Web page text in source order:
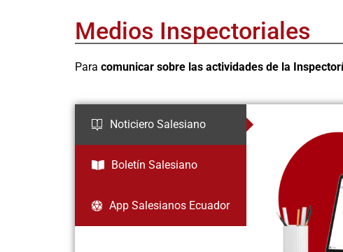
Medios Inspectoriales
Para comunicar sobre las actividades de la
Noticiero Salesiano
Boletín Salesiano
App Salesianos Ecuador